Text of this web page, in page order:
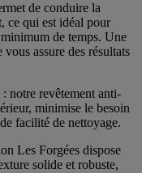
de conduire la
ce qui est idéal pour
de temps. Une
assure des résultats
notre revêtement anti-
minimise le besoin
facilité de nettoyage.
Les Forgées dispose
solide et robuste,